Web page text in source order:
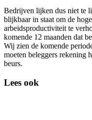
Bedrijven lijken dus niet te
blijkbaar in staat om de
arbeidsproductiviteit te
komende 12 maanden dat
Wij zien de komende
moeten beleggers rekening
beurs.
Lees ook